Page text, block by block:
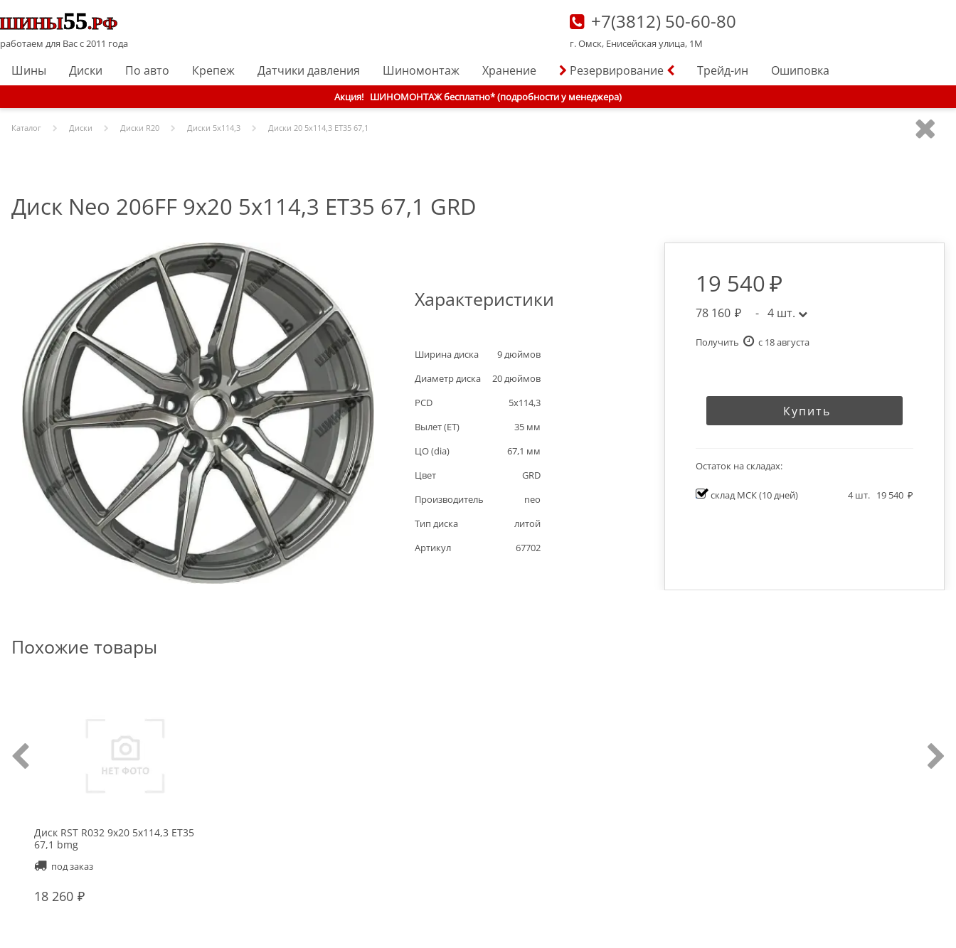
работаем для Вас с 2011 года
+7(3812) 50-60-80
г. Омск, Енисейская улица, 1М
Шины Диски По авто Крепеж Датчики давления Шиномонтаж Хранение Резервирование Трейд-ин Ошиповка
Акция! ШИНОМОНТАЖ бесплатно* (подробности у менеджера)
Каталог Диски Диски R20 Диски 5x114,3 Диски 20 5x114,3 ET35 67,1
Диск Neo 206FF 9x20 5x114,3 ET35 67,1 GRD
Характеристики
Ширина диска 9дюймов
Диаметр диска
20дюймов
PCD
5x114,3
Вылет (ET)
35 мм
ЦО (dia)
67,1 мм
Цвет
GRD
Производитель
neo
Тип диска
литой
Артикул
67702
19 540
78 160 - 4 шт.
Получить c 18 августа
Купить
Остаток на складах:
склад МСК(10 дней) 4шт. 19 540
Похожие товары
Диск RST R032 9x20 5x114,3 ET35
67,1 bmg
под заказ
18 260